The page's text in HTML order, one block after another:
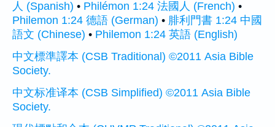
人 (Spanish) • Philémon 1:24 法國人 (French) •
Philemon 1:24 德語 (German) • 腓利門書 1:24 中國
語文 (Chinese) • Philemon 1:24 英語 (English)
中文標準譯本 (CSB Traditional) ©2011 Asia Bible
Society.
中文标准译本 (CSB Simplified) ©2011 Asia Bible
Society.